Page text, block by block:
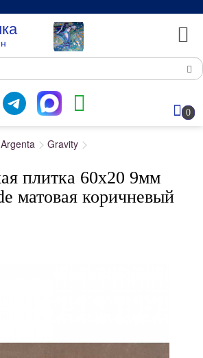
0
Argenta Gravity
плитка 60x20 9мм
матовая коричневый